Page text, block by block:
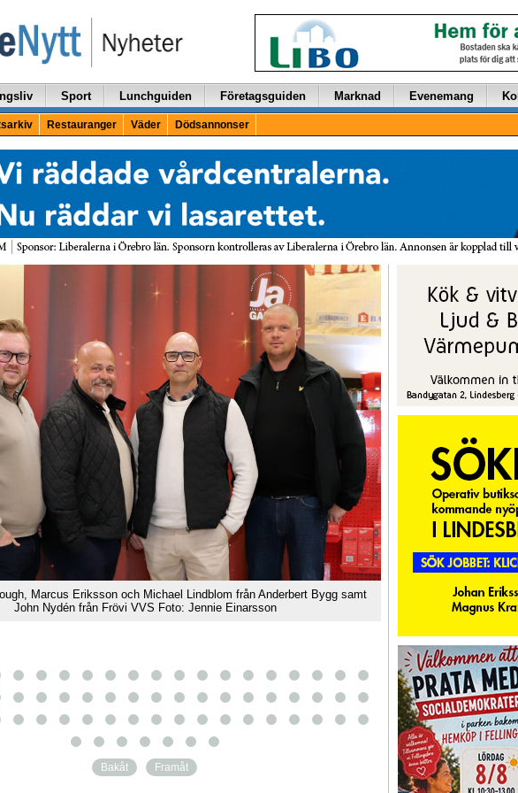
Sport Lunchguiden Företagsguiden Marknad Evenemang
Restauranger Väder Dödsannonser
Marcus Eriksson och Michael Lindblom från Anderbert Bygg samt
John Nydén från Frövi VVS Foto: Jennie Einarsson
Kim
Bakåt Framåt